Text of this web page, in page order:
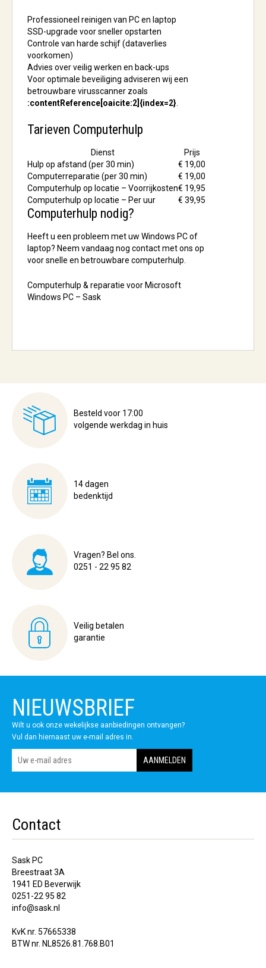
Professioneel reinigen van PC en laptop
SSD-upgrade voor sneller opstarten
Controle van harde schijf (dataverlies
voorkomen)
Advies over veilig werken en back-ups
Voor optimale beveiliging adviseren wij een
betrouwbare virusscanner zoals
:contentReference[oaicite:2]{index=2}
Tarieven Computerhulp
Dienst
Prijs
Hulp op afstand (per 30 min)
€ 19,00
Computerreparatie (per 30 min)
€ 19,00
Computerhulp op locatie – Voorrijkosten€ 19,95
Computerhulp op locatie – Per uur
€ 39,95
Computerhulp nodig?
Heeft u een probleem met uw Windows PC of
laptop? Neem vandaag nog contact met ons op
voor snelle en betrouwbare computerhulp.
Computerhulp & reparatie voor Microsoft
Windows PC – Sask
Besteld voor 17:00
volgende werkdag in huis
14 dagen
bedenktijd
Vragen? Bel ons.
0251 - 22 95 82
Veilig betalen
garantie
NIEUWSBRIEF
Wilt u ook onze wekelijkse aanbiedingen ontvangen?
Vul dan hiernaast uw e-mail adres in.
Contact
Sask PC
Breestraat 3A
1941 ED Beverwijk
0251-22 95 82
info@sask.nl
KvK nr. 57665338
BTW nr. NL8526.81.768.B01